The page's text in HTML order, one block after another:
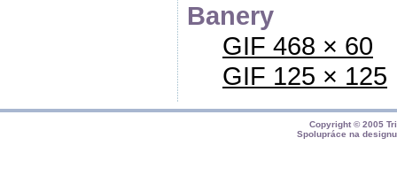
Banery
GIF 468 × 60
GIF 125 × 125
Copyright © 2005
Spolupráce na